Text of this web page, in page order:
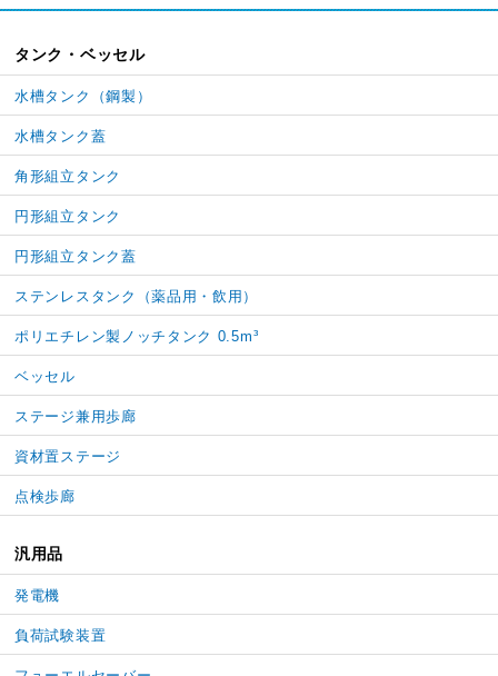
タンク・ベッセル
水槽タンク（鋼製）
水槽タンク蓋
角形組立タンク
円形組立タンク
円形組立タンク蓋
ステンレスタンク（薬品用・飲用）
ポリエチレン製ノッチタンク 0.5m³
ベッセル
ステージ兼用歩廊
資材置ステージ
点検歩廊
汎用品
発電機
負荷試験装置